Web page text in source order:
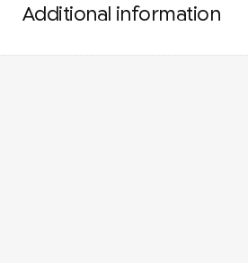
Additional information